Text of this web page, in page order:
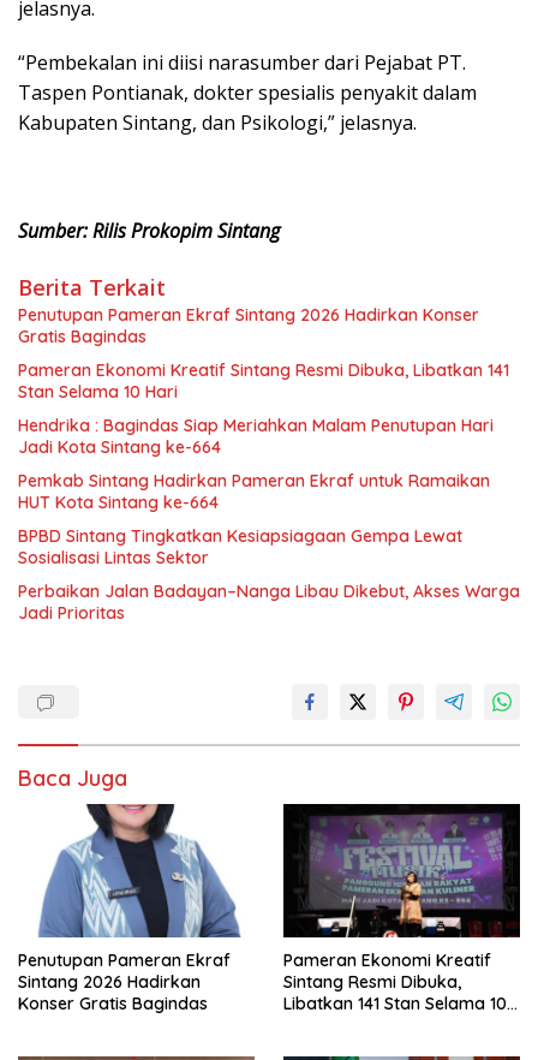
jelasnya.
“Pembekalan ini diisi narasumber dari Pejabat PT.
Taspen Pontianak, dokter spesialis penyakit dalam
Kabupaten Sintang, dan Psikologi,” jelasnya.
Sumber: Rilis Prokopim Sintang
Berita Terkait
Penutupan Pameran Ekraf Sintang 2026 Hadirkan Konser
Gratis Bagindas
Pameran Ekonomi Kreatif Sintang Resmi Dibuka, Libatkan 141
Stan Selama 10 Hari
Hendrika : Bagindas Siap Meriahkan Malam Penutupan Hari
Jadi Kota Sintang ke-664
Pemkab Sintang Hadirkan Pameran Ekraf untuk Ramaikan
HUT Kota Sintang ke-664
BPBD Sintang Tingkatkan Kesiapsiagaan Gempa Lewat
Sosialisasi Lintas Sektor
Perbaikan Jalan Badayan–Nanga Libau Dikebut, Akses Warga
Jadi Prioritas
Baca Juga
Penutupan Pameran Ekraf
Sintang 2026 Hadirkan
Konser Gratis Bagindas
Pameran Ekonomi Kreatif
Sintang Resmi Dibuka,
Libatkan 141 Stan Selama 10